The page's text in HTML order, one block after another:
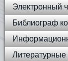
Электронный
Библиограф
Литературные